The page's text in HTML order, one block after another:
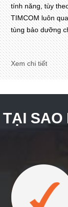
tính năng, tùy
TIMCOM luôn
tùng bảo dưỡng
Xem chi tiết
TẠI SAO